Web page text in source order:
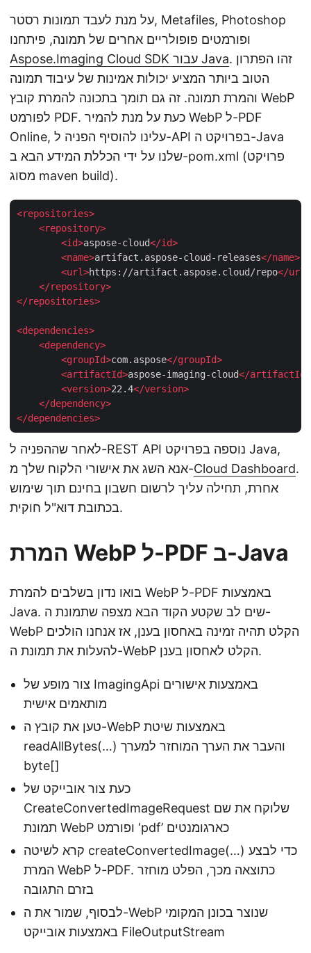
על מנת לעבד תמונות רסטר, Metafiles, Photoshop
ופורמטים פופולריים אחרים של תמונה, פיתחנו
Aspose.Imaging Cloud SDK עבור Java. זהו הפתרון
הטוב ביותר המציע יכולות אמינות של עיבוד תמונה
והמרת תמונה. זה גם תומך בתכונה להמרת קובץ WebP
לפורמט PDF. כעת על מנת להמיר WebP ל-PDF
Online, עלינו להוסיף הפניה ל-API בפרויקט ה-Java
שלנו על ידי הכללת המידע הבא ב-pom.xml (פרויקט
מסוג maven build).
<repositories>
<repository>
<id>aspose-cloud</id>
<name>artifact.aspose-cloud-releases</name>
<url>https://artifact.aspose.cloud/repo</url
</repository>
</repositories>
<dependencies>
<dependency>
<groupId>com.aspose</groupId>
<artifactId>aspose-imaging-cloud</artifactId
<version>22.4</version>
</dependency>
</dependencies>
לאחר שההפניה ל-REST API נוספה בפרויקט Java,
אנא השג את אישורי הלקוח שלך מ-Cloud Dashboard.
אחרת, תחילה עליך לרשום חשבון בחינם תוך שימוש
בכתובת דוא"ל חוקית.
המרת WebP ל-PDF ב-Java
בואו נדון בשלבים להמרת WebP ל-PDF באמצעות
Java. שים לב שקטע הקוד הבא מצפה שתמונת ה-
WebP הקלט תהיה זמינה באחסון בענן, אז אנחנו הולכים
להעלות את תמונת ה-WebP הקלט לאחסון בענן.
צור מופע של ImagingApi באמצעות אישורים
מותאמים אישית
טען את קובץ ה-WebP באמצעות שיטת
readAllBytes(…) והעבר את הערך המוחזר למערך
byte[]
כעת צור אובייקט של
CreateConvertedImageRequest שלוקח את שם
תמונת WebP ופורמט ‘pdf’ כארגומנטים
קרא לשיטה createConvertedImage(…) כדי לבצע
המרת WebP ל-PDF. כתוצאה מכך, הפלט מוחזר
בזרם התגובה
לבסוף, שמור את ה-WebP שנוצר בכונן המקומי
באמצעות אובייקט FileOutputStream